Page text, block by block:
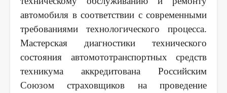
автомобиля в соответствии с современными
требованиями технологического процесса.
Мастерская диагностики технического
состояния автомототранспортных средств
техникума аккредитована Российским
Союзом страховщиков на проведение